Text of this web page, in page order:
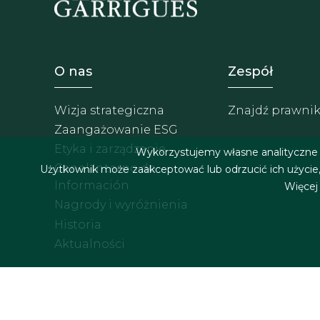
Footer - Sobre Nosotros
O nas
Wizja strategiczna
Zaangażowanie ESG
Etyka i zarządzanie
Canal Interno de
Información
Nagrody i wyróżnienia
Historia
Aktualności
Footer
Zespół
Znajdź
Wykorzystujemy własne
Użytkownik może zaakceptować lub odrzucić ich